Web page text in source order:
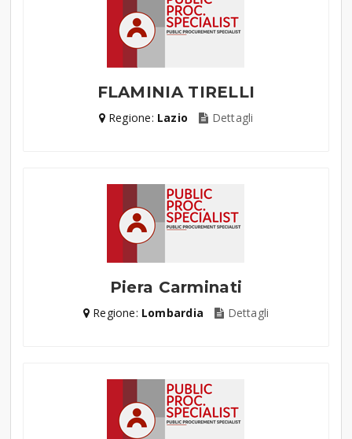
FLAMINIA TIRELLI
Regione: Lazio Dettagli
Piera Carminati
Regione: Lombardia Dettagli